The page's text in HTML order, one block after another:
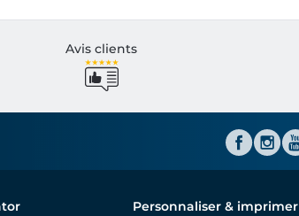
Avis clients
Personnaliser & imprimer